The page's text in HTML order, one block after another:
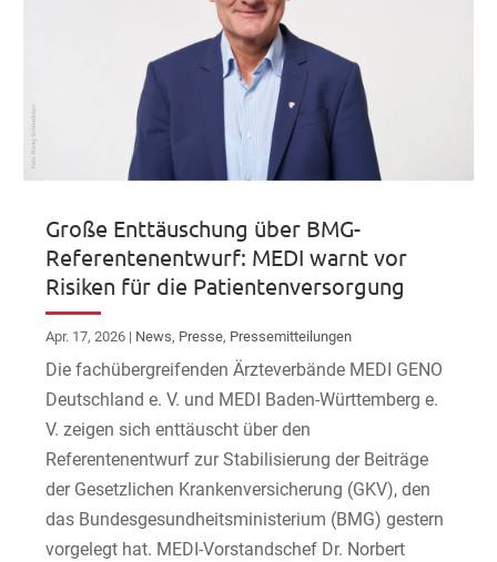
Große Enttäuschung über BMG-
Referentenentwurf: MEDI warnt vor
Risiken für die Patientenversorgung
Apr. 17, 2026 | News, Presse, Pressemitteilungen
Die fachübergreifenden Ärzteverbände MEDI GENO
Deutschland e. V. und MEDI Baden-Württemberg e.
V. zeigen sich enttäuscht über den
Referentenentwurf zur Stabilisierung der Beiträge
der Gesetzlichen Krankenversicherung (GKV), den
das Bundesgesundheitsministerium (BMG) gestern
vorgelegt hat. MEDI-Vorstandschef Dr. Norbert